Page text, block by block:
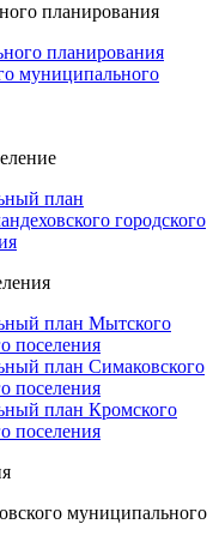
планирования
планирования
муниципального
план
городского
план Мытского
поселения
план Симаковского
поселения
план Кромского
поселения
муниципального